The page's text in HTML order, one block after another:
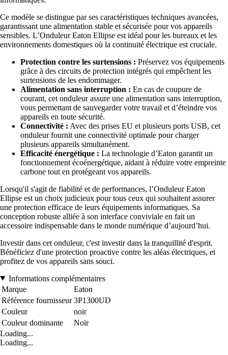
Ce modèle se distingue par ses caractéristiques techniques avancées,
garantissant une alimentation stable et sécurisée pour vos appareils
sensibles. L’Onduleur Eaton Ellipse est idéal pour les bureaux et les
environnements domestiques où la continuité électrique est cruciale.
Protection contre les surtensions : Préservez vos équipements
grâce à des circuits de protection intégrés qui empêchent les
surtensions de les endommager.
Alimentation sans interruption : En cas de coupure de
courant, cet onduleur assure une alimentation sans interruption,
vous permettant de sauvegarder votre travail et d’éteindre vos
appareils en toute sécurité.
Connectivité : Avec des prises EU et plusieurs ports USB, cet
onduleur fournit une connectivité optimale pour charger
plusieurs appareils simultanément.
Efficacité énergétique : La technologie d’Eaton garantit un
fonctionnement écoénergétique, aidant à réduire votre empreinte
carbone tout en protégeant vos appareils.
Lorsqu'il s'agit de fiabilité et de performances, l’Onduleur Eaton
Ellipse est un choix judicieux pour tous ceux qui souhaitent assurer
une protection efficace de leurs équipements informatiques. Sa
conception robuste alliée à son interface conviviale en fait un
accessoire indispensable dans le monde numérique d’aujourd’hui.
Investir dans cet onduleur, c'est investir dans la tranquillité d'esprit.
Bénéficiez d'une protection proactive contre les aléas électriques, et
profitez de vos appareils sans souci.
Informations complémentaires
Marque
Eaton
Référence fournisseur 3P1300UD
Couleur
noir
Couleur dominante
Noir
Loading...
Loading...